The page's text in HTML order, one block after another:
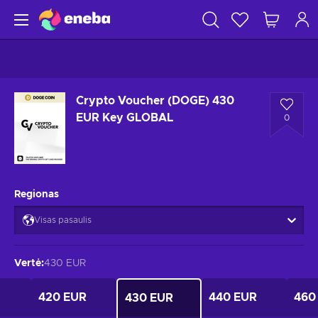
Crypto Voucher (DOGE) 430
EUR Key GLOBAL
0
Regionas
Visas pasaulis
Vertė:430 EUR
420 EUR 430 EUR 440 EUR 460